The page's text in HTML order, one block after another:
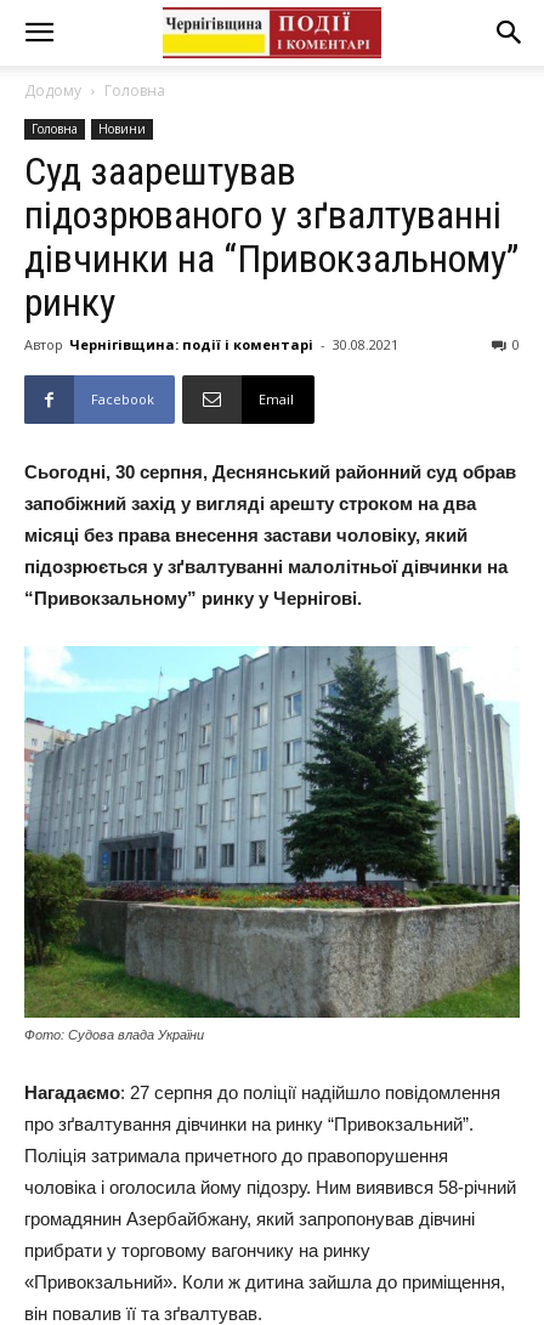
Додому Головна
Головна Новини
Суд заарештував
підозрюваного у зґвалтуванні
дівчинки на “Привокзальному”
ринку
Автор Чернігівщина: події і коментарі - 30.08.2021 0
Facebook Email
Сьогодні, 30 серпня, Деснянський районний суд обрав
запобіжний захід у вигляді арешту строком на два
місяці без права внесення застави чоловіку, який
підозрюється у зґвалтуванні малолітньої дівчинки на
“Привокзальному” ринку у Чернігові.
Фото: Судова влада України
Нагадаємо: 27 серпня до поліції надійшло повідомлення
про зґвалтування дівчинки на ринку “Привокзальний”.
Поліція затримала причетного до правопорушення
чоловіка і оголосила йому підозру. Ним виявився 58-річний
громадянин Азербайбжану, який запропонував дівчині
прибрати у торговому вагончику на ринку
«Привокзальний». Коли ж дитина зайшла до приміщення,
він повалив її та зґвалтував.